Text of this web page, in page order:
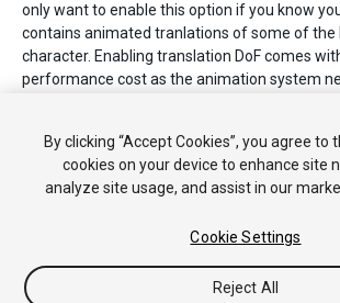
only want to enable this option if you know
contains animated tranlations of some of the
character. Enabling translation DoF comes
performance cost as the animation system
RightUpperLeg, LeftShoulder and
By clicking “Accept Cookies”, you agree to
cookies on your device to enhance site
analyze site usage, and assist in our
Cookie Settings
Reject All